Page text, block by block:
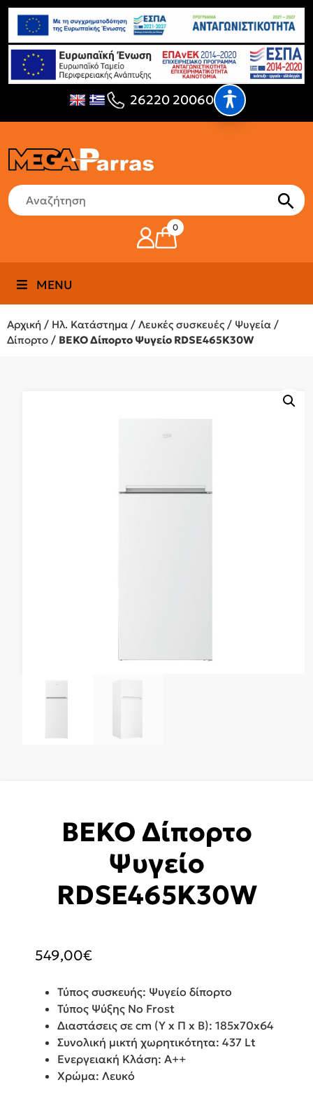
26220 20060
0
MENU
Αρχική / Ηλ. Κατάστημα / Λευκές συσκευές / Ψυγεία /
Δίπορτο / BEKO Δίπορτο Ψυγείο RDSE465K30W
BEKO Δίπορτο
Ψυγείο
RDSE465K30W
549,00€
Τύπος συσκευής: Ψυγείο δίπορτο
Τύπος Ψύξης No Frost
Διαστάσεις σε cm (Υ x Π x Β): 185x70x64
Συνολική μικτή χωρητικότητα: 437 Lt
Ενεργειακή Κλάση: A++
Χρώμα: Λευκό